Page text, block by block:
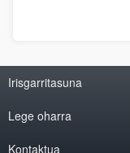
Irisgarritasuna
Lege oharra
Kontaktua